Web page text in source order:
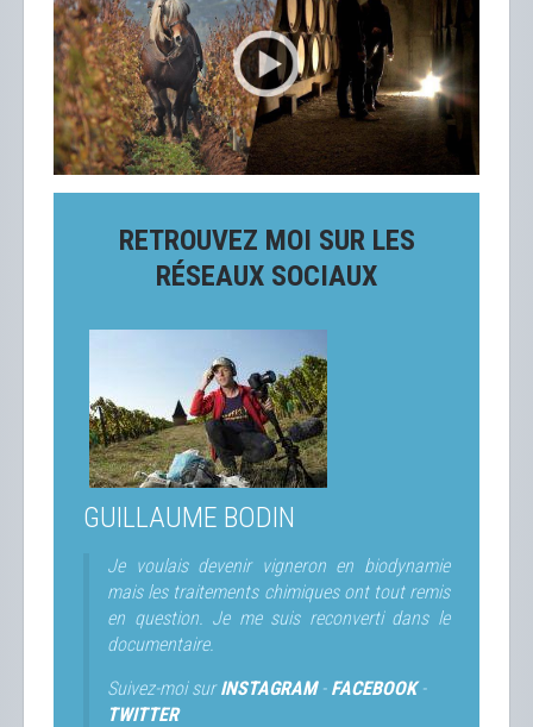
RETROUVEZ MOI SUR LES
RÉSEAUX SOCIAUX
GUILLAUME BODIN
Je voulais devenir vigneron en biodynamie
mais les traitements chimiques ont tout remis
en question. Je me suis reconverti dans le
documentaire.
Suivez-moi surINSTAGRAM- FACEBOOK-
TWITTER